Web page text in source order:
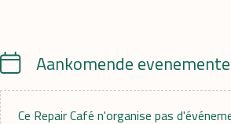
CalendarAankomende
Ce Repair Café n'organise pas